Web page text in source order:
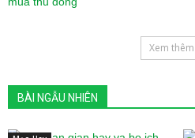
Xem thêm
BÀI NGẪU NHIÊN